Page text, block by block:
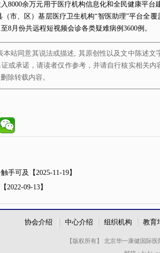
8000余万元用于医疗机构信息化和全民健康平
市、区）基层医疗卫生机构“智医助理”平台全
8月份共远程短视频会诊各类疑难病例3600例。
本站同意其说法或描述, 其原创性以及文中陈述
或承诺，请读者仅作参考，并请自行核实相关
除转载内容。
手可及
【2025-11-19】
【2022-09-13】
协会介绍 中心介绍 组织机构 教育
【版权所有】 北京华一康健国际